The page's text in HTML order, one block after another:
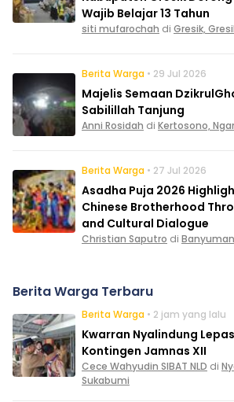
Wajib Belajar 13 Tahun
siti mufarochah di Gresik,
Berita Warga • 29 Jul 2026
Majelis Semaan
Sabilillah Tanjung
Anni Rosidah di Kertosono,
Berita Warga • 27 Jul 2026
Asadha Puja 2026
Chinese Brotherhood
and Cultural Dialogue
Christian Saputro di
Berita Warga Terbaru
Berita Warga • 2 jam yang lalu
Kwarran Nyalindung
Kontingen Jamnas XII
Cece Wahyudin SIBAT NLD di
Sukabumi